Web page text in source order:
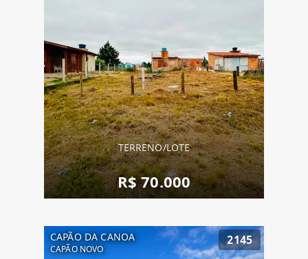
TERRENO/LOTE
R$ 70.000
CAPÃO DA CANOA
CAPÃO NOVO
2145